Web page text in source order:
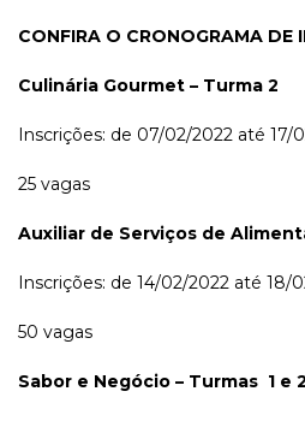
CONFIRA O CRONOGRAMA DE
Culinária Gourmet – Turma 2
Inscrições: de 07/02/2022 até 17/
25 vagas
Auxiliar de Serviços de
Inscrições: de 14/02/2022 até 18/
50 vagas
Sabor e Negócio – Turmas 1 e 2